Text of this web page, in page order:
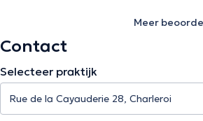
Meer
Contact
Selecteer praktijk